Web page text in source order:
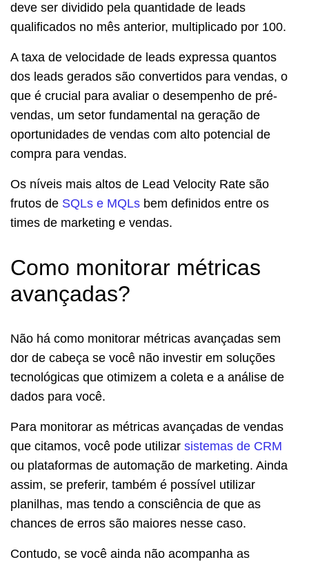
deve ser dividido pela quantidade de leads
qualificados no mês anterior, multiplicado por 100.
A taxa de velocidade de leads expressa quantos
dos leads gerados são convertidos para vendas, o
que é crucial para avaliar o desempenho de pré-
vendas, um setor fundamental na geração de
oportunidades de vendas com alto potencial de
compra para vendas.
Os níveis mais altos de Lead Velocity Rate são
frutos de SQLs e MQLs bem definidos entre os
times de marketing e vendas.
Como monitorar métricas
avançadas?
Não há como monitorar métricas avançadas sem
dor de cabeça se você não investir em soluções
tecnológicas que otimizem a coleta e a análise de
dados para você.
Para monitorar as métricas avançadas de vendas
que citamos, você pode utilizar sistemas de CRM
ou plataformas de automação de marketing. Ainda
assim, se preferir, também é possível utilizar
planilhas, mas tendo a consciência de que as
chances de erros são maiores nesse caso.
Contudo, se você ainda não acompanha as